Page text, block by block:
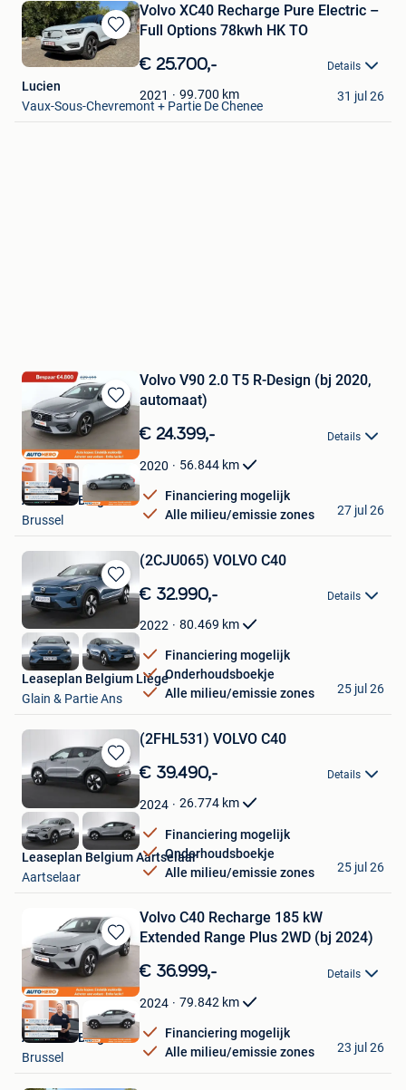
Bewaren
in
Favorieten
Volvo XC40 Recharge Pure Electric –
Full Options 78kwh HK TO
€ 25.700,- Details
2021 99.700 km
Lucien
Vaux-Sous-Chevremont + Partie De Chenee
31 jul 26
Bewaren
in
Favorieten
Volvo V90 2.0 T5 R-Design (bj 2020,
automaat)
€ 24.399,- Details
2020 56.844 km
Financiering mogelijk
Alle milieu/emissie zones
Autohero België
Brussel
27 jul 26
Bewaren
in
Favorieten
(2CJU065) VOLVO C40
€ 32.990,- Details
2022 80.469 km
Financiering mogelijk
Onderhoudsboekje
Alle milieu/emissie zones
Leaseplan Belgium Liège
Glain & Partie Ans
25 jul 26
Bewaren
in
Favorieten
(2FHL531) VOLVO C40
€ 39.490,- Details
2024 26.774 km
Financiering mogelijk
Onderhoudsboekje
Alle milieu/emissie zones
Leaseplan Belgium Aartselaar
Aartselaar
25 jul 26
Bewaren
in
Mijn
Favorieten
Volvo C40 Recharge 185 kW
Extended Range Plus 2WD (bj 2024)
€ 36.999,- Details
2024 79.842 km
Financiering mogelijk
Alle milieu/emissie zones
Autohero België
Brussel
23 jul 26